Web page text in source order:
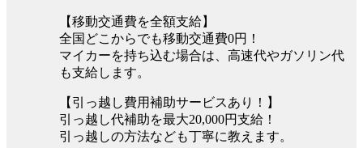
【移動交通費を全額支給】
全国どこからでも移動交通費0円！
マイカーを持ち込む場合は、高速代やガソリン代
も支給します。
【引っ越し費用補助サービスあり！】
引っ越し代補助を最大20,000円支給！
引っ越しの方法なども丁寧に教えます。